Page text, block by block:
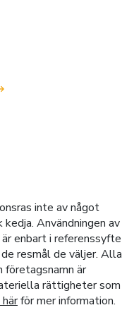
inte av något
Användningen av
enbart i referenssyfte
resmål de väljer. Alla
företagsnamn är
rättigheter som
för mer information.